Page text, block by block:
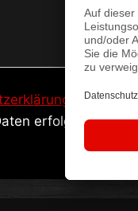
zur
erfolgt zur